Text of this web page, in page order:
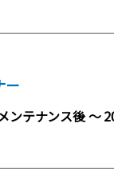
ー
ンテナンス後 ～